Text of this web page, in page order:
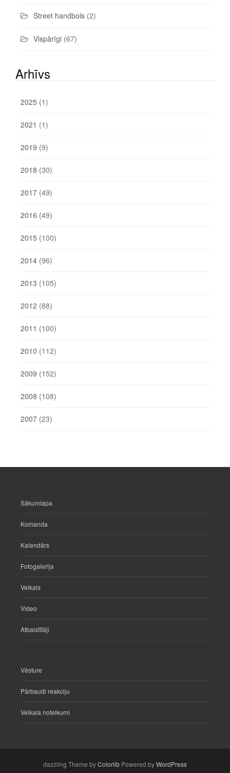
Street handbols (2)
Vispārīgi (67)
Arhīvs
2025 (1)
2021 (1)
2019 (9)
2018 (30)
2017 (49)
2016 (49)
2015 (100)
2014 (96)
2013 (105)
2012 (88)
2011 (100)
2010 (112)
2009 (152)
2008 (108)
2007 (23)
Sākumlapa
Komanda
Kalendārs
Fotogalerija
Veikals
Video
Atbalstītāji
Vēsture
Pārbaudi reakciju
Veikala noteikumi
dazzling Theme byColorlib Powered byWordPress